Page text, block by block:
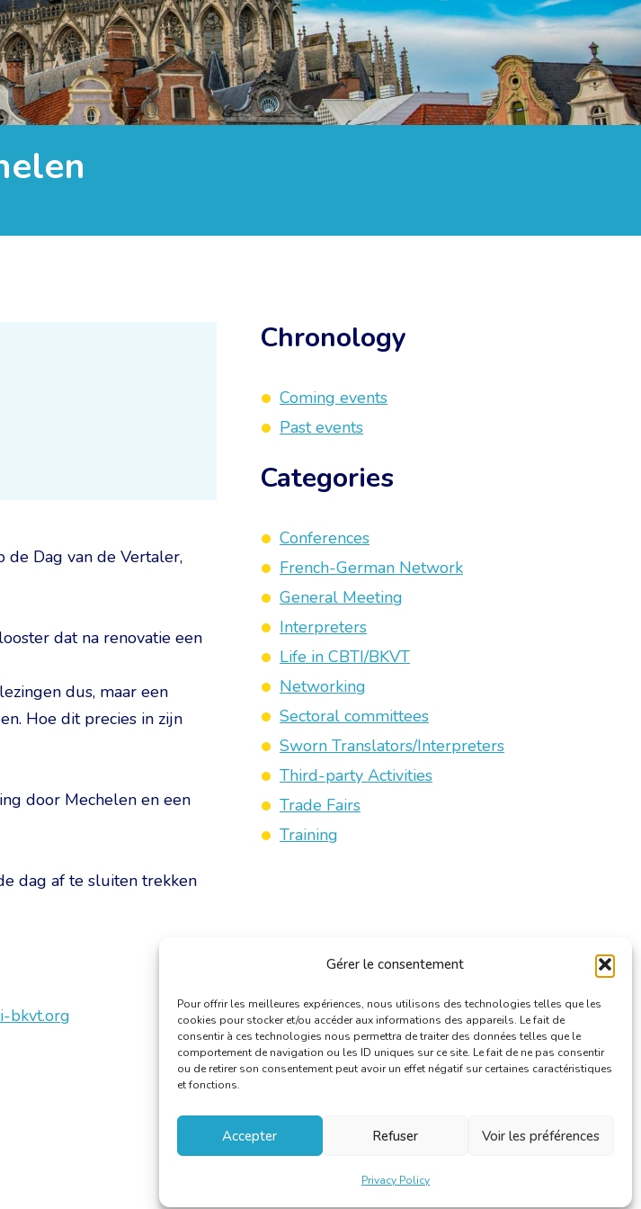
Gérer le consentement
Pour offrir les meilleures expériences, nous utilisons des technologies telles que les
cookies pour stocker et/ou accéder aux informations des appareils. Le fait de
consentir à ces technologies nous permettra de traiter des données telles que le
comportement de navigation ou les ID uniques sur ce site. Le fait de ne pas consentir
ou de retirer son consentement peut avoir un effet négatif sur certaines caractéristiques
et fonctions.
Accepter Refuser Voir les préférences
Privacy Policy
Dag van de Vertaler,
dat na renovatie een
dus, maar een
Hoe dit precies in zijn
door Mechelen en een
dag af te sluiten trekken
bkvt.org
Chronology
Coming events
Past events
Categories
Conferences
French-German Network
General Meeting
Interpreters
Life in CBTI/BKVT
Networking
Sectoral committees
Sworn Translators/Interpreters
Third-party Activities
Trade Fairs
Training